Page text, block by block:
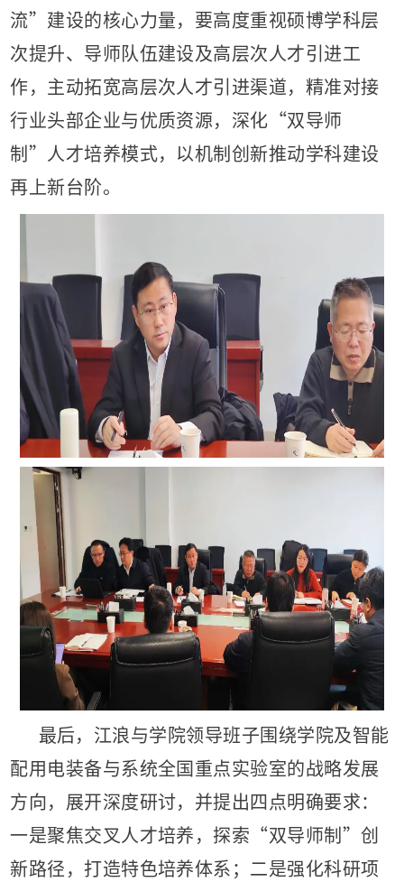
流”建设的核心力量，要高度重视硕博学科层
次提升、导师队伍建设及高层次人才引进工
作，主动拓宽高层次人才引进渠道，精准对接
行业头部企业与优质资源，深化“双导师
制”人才培养模式，以机制创新推动学科建设
再上新台阶。
最后，江浪与学院领导班子围绕学院及智能
配用电装备与系统全国重点实验室的战略发展
方向，展开深度研讨，并提出四点明确要求：
一是聚焦交叉人才培养，探索“双导师制”创
新路径，打造特色培养体系；二是强化科研项